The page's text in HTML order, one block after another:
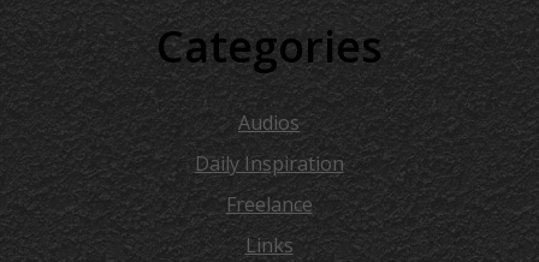
Categories
Audios
Daily Inspiration
Freelance
Links